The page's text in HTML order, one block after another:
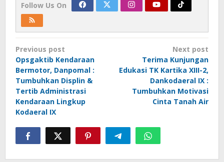
Follow Us On
Post
navigation
Previous post
Opsgaktib Kendaraan
Bermotor, Danpomal :
Tumbuhkan Displin &
Tertib Administrasi
Kendaraan Lingkup
Kodaeral IX
Next post
Terima Kunjungan
Edukasi TK Kartika XIII-2,
Dankodaeral IX :
Tumbuhkan Motivasi
Cinta Tanah Air